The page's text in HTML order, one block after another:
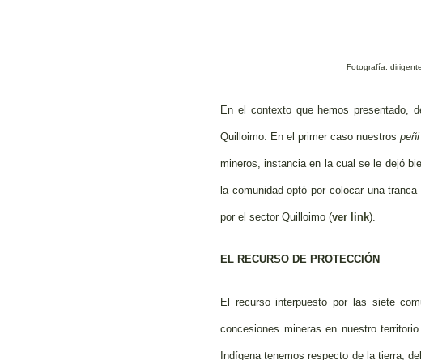
Fotografía:
En el contexto que hemos presentado,
Quilloimo. En el primer caso nuestros peñi
mineros, instancia en la cual se le dejó
la comunidad optó por colocar una
por el sector Quilloimo (ver link).
EL RECURSO DE PROTECCIÓN
El recurso interpuesto por las siete
concesiones mineras en nuestro
Indígena tenemos respecto de la tierra,